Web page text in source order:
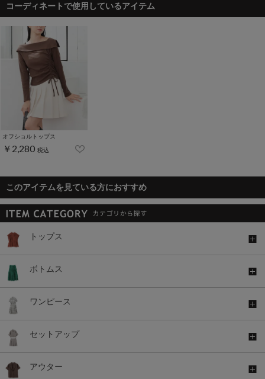
コーディネートで使用しているアイテム
オフショルトップス
￥2,280 税込
このアイテムを見ている方におすすめ
トップス
ボトムス
ワンピース
セットアップ
アウター